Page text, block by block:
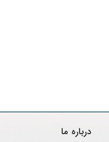
درباره ما